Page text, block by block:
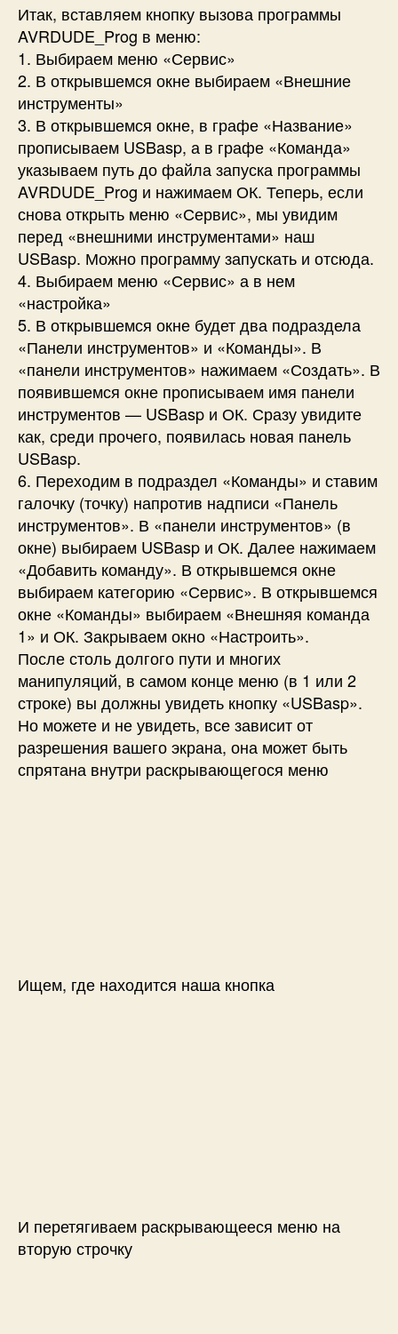
Итак, вставляем кнопку вызова программы
AVRDUDE_Prog в меню:
1. Выбираем меню «Сервис»
2. В открывшемся окне выбираем «Внешние
инструменты»
3. В открывшемся окне, в графе «Название»
прописываем USBasp, а в графе «Команда»
указываем путь до файла запуска программы
AVRDUDE_Prog и нажимаем ОК. Теперь, если
снова открыть меню «Сервис», мы увидим
перед «внешними инструментами» наш
USBasp. Можно программу запускать и отсюда.
4. Выбираем меню «Сервис» а в нем
«настройка»
5. В открывшемся окне будет два подраздела
«Панели инструментов» и «Команды». В
«панели инструментов» нажимаем «Создать». В
появившемся окне прописываем имя панели
инструментов — USBasp и ОК. Сразу увидите
как, среди прочего, появилась новая панель
USBasp.
6. Переходим в подраздел «Команды» и ставим
галочку (точку) напротив надписи «Панель
инструментов». В «панели инструментов» (в
окне) выбираем USBasp и ОК. Далее нажимаем
«Добавить команду». В открывшемся окне
выбираем категорию «Сервис». В открывшемся
окне «Команды» выбираем «Внешняя команда
1» и ОК. Закрываем окно «Настроить».
После столь долгого пути и многих
манипуляций, в самом конце меню (в 1 или 2
строке) вы должны увидеть кнопку «USBasp».
Но можете и не увидеть, все зависит от
разрешения вашего экрана, она может быть
спрятана внутри раскрывающегося меню
Ищем, где находится наша кнопка
И перетягиваем раскрывающееся меню на
вторую строчку